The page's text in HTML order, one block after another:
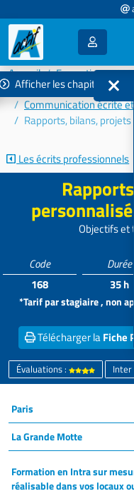
Accueil
Formations 2023
Communication -
Communication écrite
Rapports, bilans, projets
Afficher les chapitres
Les écrits professionnels
Objectifs et
Code
168
Durée
35 h
*Tarif par stagiaire , non
Télécharger laFiche
Évaluations : Inter
Paris
La Grande Motte
Formation en Intra sur
réalisable dans vos locaux